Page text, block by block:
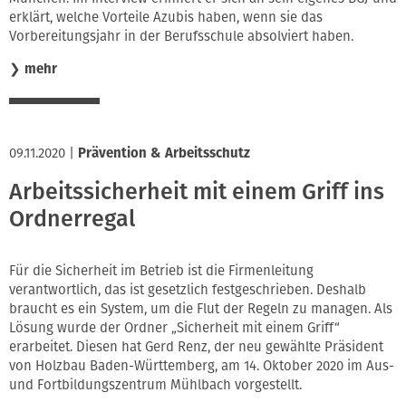
erklärt, welche Vorteile Azubis haben, wenn sie das
Vorbereitungsjahr in der Berufsschule absolviert haben.
❯ mehr
09.11.2020 Prävention & Arbeitsschutz
Arbeitssicherheit mit einem Griff ins
Ordnerregal
Für die Sicherheit im Betrieb ist die Firmenleitung
verantwortlich, das ist gesetzlich festgeschrieben. Deshalb
braucht es ein System, um die Flut der Regeln zu managen. Als
Lösung wurde der Ordner „Sicherheit mit einem Griff“
erarbeitet. Diesen hat Gerd Renz, der neu gewählte Präsident
von Holzbau Baden-Württemberg, am 14. Oktober 2020 im Aus-
und Fortbildungszentrum Mühlbach vorgestellt.